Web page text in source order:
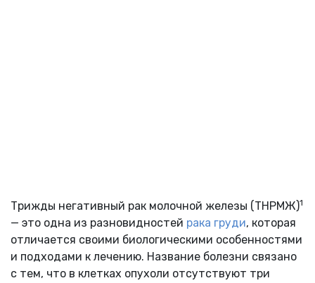
Трижды негативный рак молочной железы (ТНРМЖ)1
— это одна из разновидностей рака груди, которая
отличается своими биологическими особенностями
и подходами к лечению. Название болезни связано
с тем, что в клетках опухоли отсутствуют три